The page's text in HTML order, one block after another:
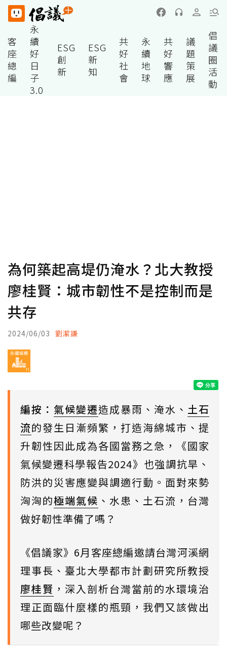
客
座
總
編
永
續
好
日
子
3.0
ESG
創
新
ESG
新
知
共
好
社
會
永
續
地
球
共
好
響
應
議
題
策
展
倡
議
圈
活
動
為何築起高堤仍淹水？北大教授
廖桂賢：城市韌性不是控制而是
共存
2024/06/03 劉潔謙
編按： 氣候變遷造成暴雨、淹水、 土石
流的發生日漸頻繁，打造海綿城市、提
升韌性因此成為各國當務之急，《國家
氣候變遷科學報告2024》也強調抗旱、
防洪的災害應變與調適行動。面對來勢
洶洶的極端氣候 、水患、土石流，台灣
做好韌性準備了嗎？
《倡議家》6月客座總編邀請台灣河溪網
理事長、臺北大學都市計劃研究所教授
廖桂賢 ，深入剖析台灣當前的水環境治
理正面臨什麼樣的瓶頸，我們又該做出
哪些改變呢？